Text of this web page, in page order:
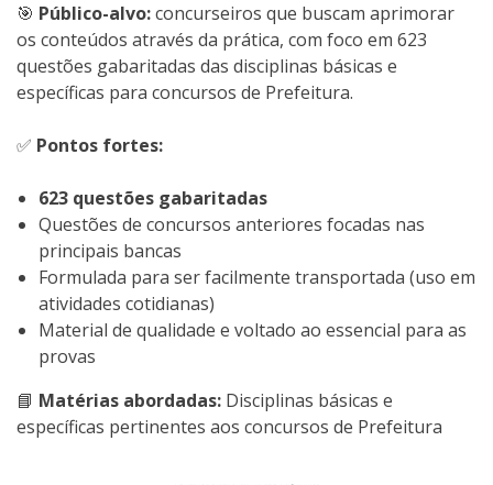
🎯 Público-alvo:concurseiros que buscam aprimorar
os conteúdos através da prática, com foco em 623
questões gabaritadas das disciplinas básicas e
específicas para concursos de Prefeitura.
✅ Pontos fortes:
623 questões gabaritadas
Questões de concursos anteriores focadas nas
principais bancas
Formulada para ser facilmente transportada (uso em
atividades cotidianas)
Material de qualidade e voltado ao essencial para as
provas
📘 Matérias abordadas: Disciplinas básicas e
específicas pertinentes aos concursos de Prefeitura